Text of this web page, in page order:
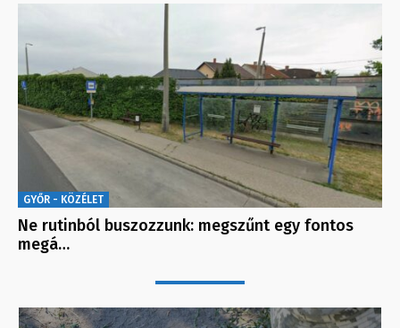
GYŐR - KÖZÉLET
Ne rutinból buszozzunk: megszűnt egy fontos
megá…